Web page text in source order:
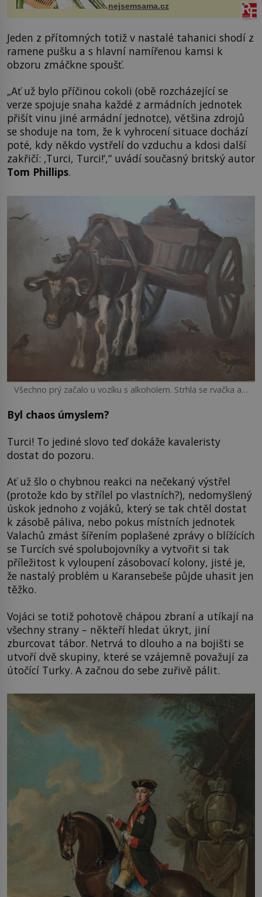
vlasy. ...
nejsemsama.cz
Jeden z přítomných totiž v nastalé tahanici shodí z
ramene pušku a s hlavní namířenou kamsi k
obzoru zmáčkne spoušť.
„Ať už bylo příčinou cokoli (obě rozcházející se
verze spojuje snaha každé z armádních jednotek
přišít vinu jiné armádní jednotce), většina zdrojů
se shoduje na tom, že k vyhrocení situace dochází
poté, kdy někdo vystřelí do vzduchu a kdosi další
zakřičí: ‚Turci, Turci!‘,“ uvádí současný britský autor
Tom Phillips.
Všechno prý začalo u vozíku s alkoholem. Strhla se rvačka a…
Byl chaos úmyslem?
Turci! To jediné slovo teď dokáže kavaleristy
dostat do pozoru.
Ať už šlo o chybnou reakci na nečekaný výstřel
(protože kdo by střílel po vlastních?), nedomyšlený
úskok jednoho z vojáků, který se tak chtěl dostat
k zásobě páliva, nebo pokus místních jednotek
Valachů zmást šířením poplašené zprávy o blížících
se Turcích své spolubojovníky a vytvořit si tak
příležitost k vyloupení zásobovací kolony, jisté je,
že nastalý problém u Karansebeše půjde uhasit jen
těžko.
Vojáci se totiž pohotově chápou zbraní a utíkají na
všechny strany – někteří hledat úkryt, jiní
zburcovat tábor. Netrvá to dlouho a na bojišti se
utvoří dvě skupiny, které se vzájemně považují za
útočící Turky. A začnou do sebe zuřivě pálit.